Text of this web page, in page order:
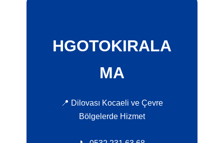
HGOTOKIRALA
MA
📍 Dilovası Kocaeli ve Çevre
Bölgelerde Hizmet